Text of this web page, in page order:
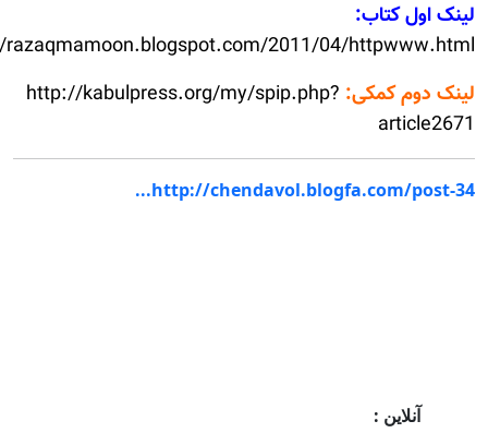
اول کتاب:
http://razaqmamoon.blogspot.com/2011/04/
دوم کمکی:http://kabulpress.org/my/spip.php?
http://chendavol.blogfa.com/